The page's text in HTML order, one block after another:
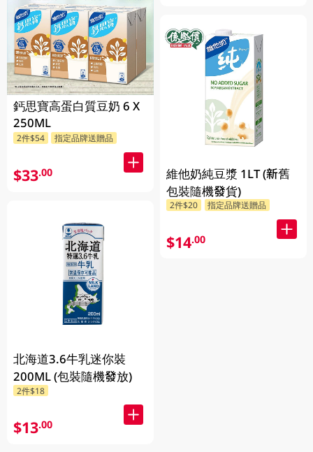
鈣思寶高蛋白質豆奶 6 X
250ML
2件$54 指定品牌送贈品
$33.00
北海道3.6牛乳迷你裝
200ML (包裝隨機發放)
2件$18
$13.00
維他奶純豆漿 1LT (新舊
包裝隨機發貨)
2件$20 指定品牌送贈品
$14.00